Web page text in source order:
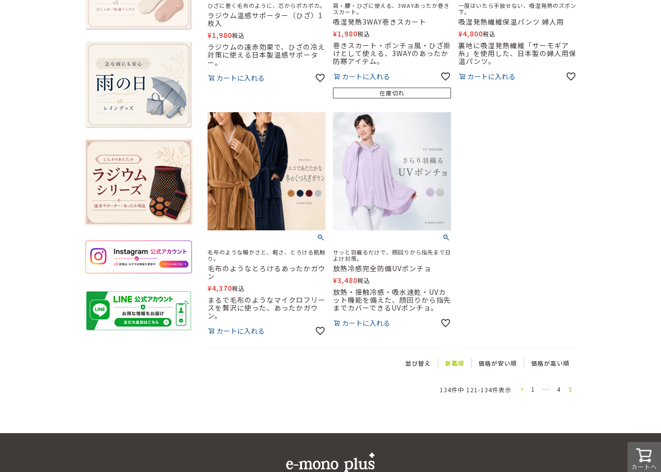
ひざに巻く毛布のように、芯からポカポカ。
ラジウム温感サポーター（ひざ）1
枚入
¥1,980税込
ラジウムの遠赤効果で、ひざの冷え
対策に使える日本製温感サポータ
ー。
カートに入れる
肩・腰・ひざに使える、3WAYあったか巻き
スカート。
吸湿発熱3WAY巻きスカート
¥1,980税込
巻きスカート・ポンチョ風・ひざ掛
けとして使える、3WAYのあったか
防寒アイテム。
カートに入れる
在庫切れ
一度はいたら手放せない、吸湿発熱のズボン
下。
吸湿発熱繊維保温パンツ 婦人用
¥4,800税込
裏地に吸湿発熱繊維「サーモギア
糸」を使用した、日本製の婦人用保
温パンツ。
カートに入れる
毛布のような暖かさと、軽さ、とろける肌触
り。
毛布のようなとろけるあったかガウ
ン
¥4,370税込
まるで毛布のようなマイクロフリー
スを贅沢に使った、あったかガウ
ン。
カートに入れる
サッと羽織るだけで、顔回りから指先まで日
よけ対策。
放熱冷感完全防備UVポンチョ
¥3,480税込
放熱・接触冷感・吸水速乾・UVカ
ット機能を備えた、顔回りから指先
までカバーできるUVポンチョ。
カートに入れる
並び替え 新着順 価格が安い順 価格が高い順
134件中 121 -134件表示 1 … 4 5
カートへ